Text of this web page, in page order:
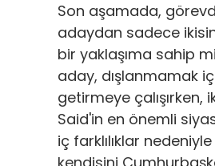
Son aşamada,
adaydan sadece
bir yaklaşıma sahip
aday, dışlanmamak
getirmeye
Said'in en önemli
iç farklılıklar